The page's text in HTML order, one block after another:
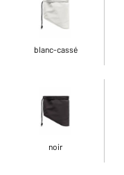
blanc-cassé
noir